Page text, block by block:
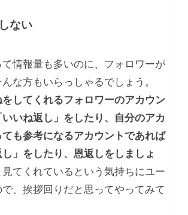
ない
情報量も多いのに、フォロワーが
な方もいらっしゃるでしょう。
してくれるフォロワーのアカウン
いいね返し」をしたり、自分のアカ
ても参考になるアカウントであれば
し」をしたり、恩返しをしましょ
見てくれているという気持ちにユー
、挨拶回りだと思ってやってみて